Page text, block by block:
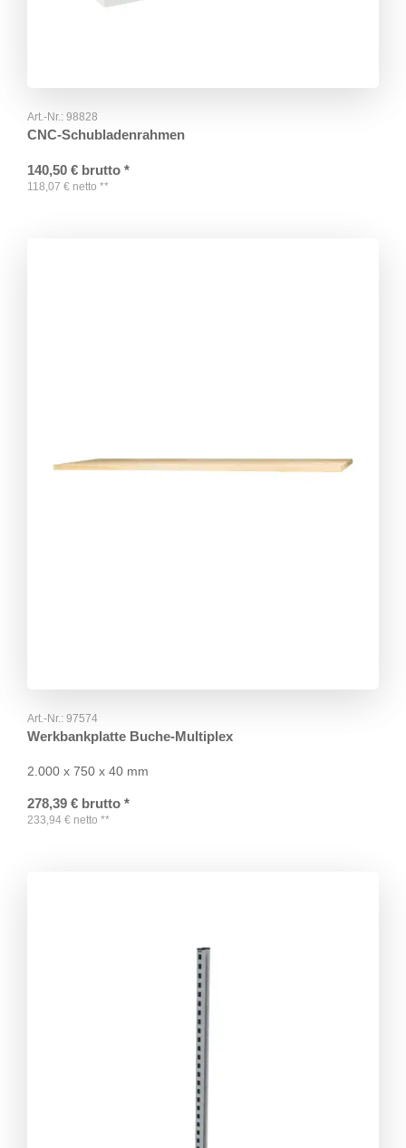
Art.-Nr.: 98828
CNC-Schubladenrahmen
140,50 € brutto *
118,07 € netto **
Art.-Nr.: 97574
Werkbankplatte Buche-Multiplex
2.000 x 750 x 40 mm
278,39 € brutto *
233,94 € netto **